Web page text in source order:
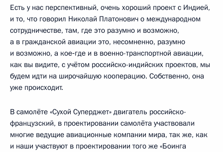
Есть у нас перспективный, очень хороший проект с Индией,
и то, что говорил Николай Платонович о международном
сотрудничестве, там, где это разумно и возможно,
а в гражданской авиации это, несомненно, разумно
и возможно, а кое‑где и в военно-транспортной авиации,
как вы видите, с учётом российско-индийских проектов, мы
будем идти на широчайшую кооперацию. Собственно, она
уже происходит.
В самолёте «Сухой Суперджет» двигатель российско-
французский, в проектировании самолёта участвовали
многие ведущие авиационные компании мира, так же, как
и наши участвуют в проектировании того же «Боинга